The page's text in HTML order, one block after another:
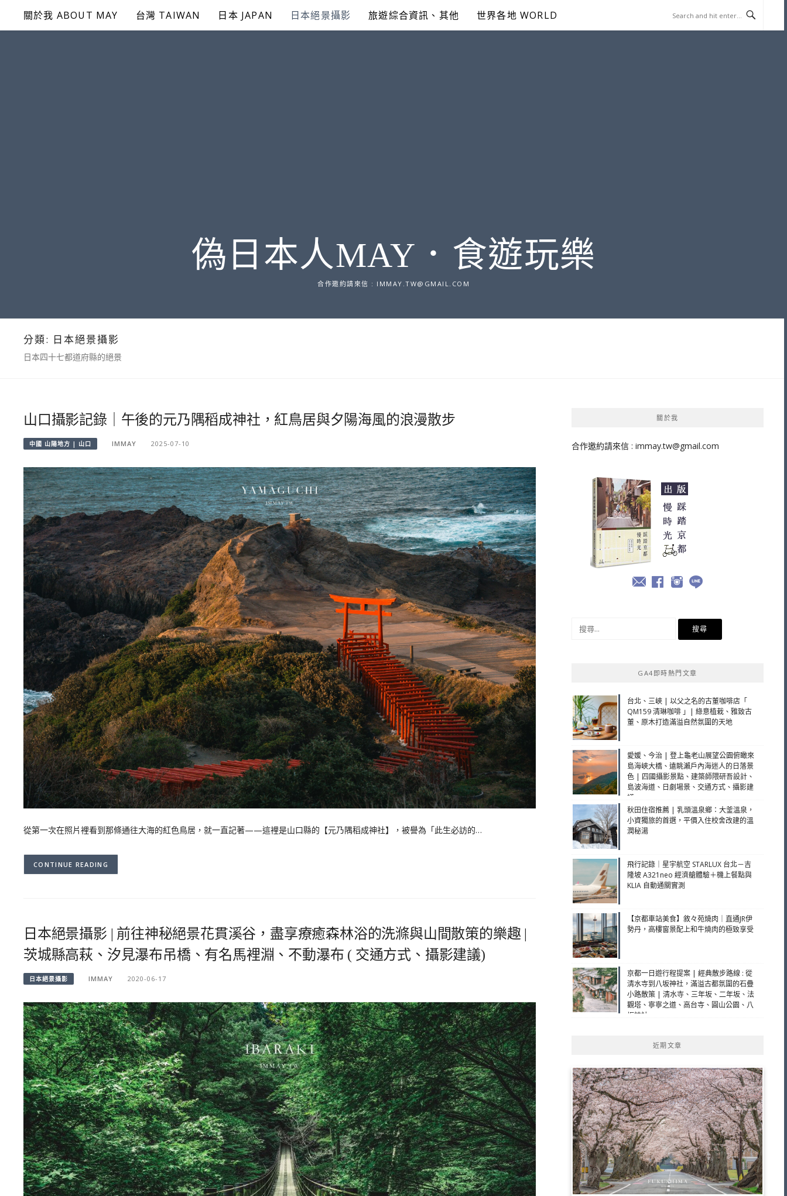
content
關於我 ABOUT MAY 台灣 TAIWAN 日本 JAPAN 日本絕景攝影 旅遊綜合資訊、其他 世界各地 WORLD
偽日本人MAY．食遊玩樂
合作邀約請來信 : IMMAY.TW@GMAIL.COM
分類: 日本絕景攝影
日本四十七都道府縣的絕景
山口攝影記錄｜午後的元乃隅稻成神社，紅鳥居與夕陽海風的浪漫散步
中國 山陽地方 | 山口 IMMAY 2025-07-10
從第一次在照片裡看到那條通往大海的紅色鳥居，就一直記著——這裡是山口縣的【元乃隅稻成神社】，被譽為「此生必訪的…
CONTINUE READING
日本絕景攝影 | 前往神秘絕景花貫溪谷，盡享療癒森林浴的洗滌與山間散策的樂趣 |
茨城縣高萩、汐見瀑布吊橋、有名馬裡淵、不動瀑布 ( 交通方式、攝影建議)
日本絕景攝影 IMMAY 2020-06-17
關於我
合作邀約請來信 : immay.tw@gmail.com
GA4即時熱門文章
台北、三峽 | 以父之名的古董咖啡店「
QM159 清琳咖啡 」| 綠意植栽、雅致古
董、原木打造滿溢自然氛圍的天地
愛媛、今治 | 登上龜老山展望公園俯瞰來
島海峽大橋、遠眺瀨戶內海迷人的日落景
色 | 四國攝影景點、建築師隈研吾設計、
島波海道、日劇場景、交通方式、攝影建
議
秋田住宿推薦 | 乳頭溫泉鄉：大釜溫泉，
小資獨旅的首選，平價入住校舍改建的溫
潤秘湯
飛行記錄｜星宇航空 STARLUX 台北－吉
隆坡 A321neo 經濟艙體驗＋機上餐點與
KLIA 自動通關實測
【京都車站美食】敘々苑燒肉｜直通JR伊
勢丹，高樓窗景配上和牛燒肉的極致享受
京都一日遊行程提案 | 經典散步路線 : 從
清水寺到八坂神社，滿溢古都氛圍的石疊
小路散策 | 清水寺、三年坂、二年坂、法
觀塔、寧寧之道、高台寺、圓山公園、八
坂神社
近期文章